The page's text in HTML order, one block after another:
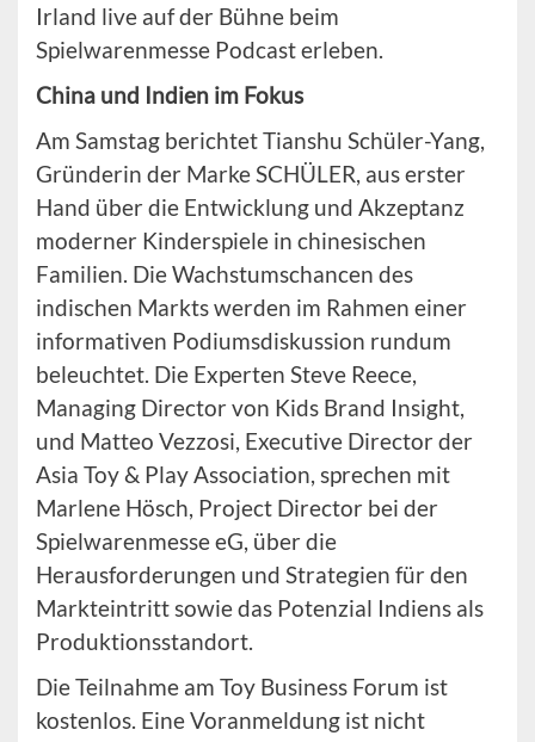
Irland live auf der Bühne beim
Spielwarenmesse Podcast erleben.
China und Indien im Fokus
Am Samstag berichtet Tianshu Schüler-Yang,
Gründerin der Marke SCHÜLER, aus erster
Hand über die Entwicklung und Akzeptanz
moderner Kinderspiele in chinesischen
Familien. Die Wachstumschancen des
indischen Markts werden im Rahmen einer
informativen Podiumsdiskussion rundum
beleuchtet. Die Experten Steve Reece,
Managing Director von Kids Brand Insight,
und Matteo Vezzosi, Executive Director der
Asia Toy & Play Association, sprechen mit
Marlene Hösch, Project Director bei der
Spielwarenmesse eG, über die
Herausforderungen und Strategien für den
Markteintritt sowie das Potenzial Indiens als
Produktionsstandort.
Die Teilnahme am Toy Business Forum ist
kostenlos. Eine Voranmeldung ist nicht